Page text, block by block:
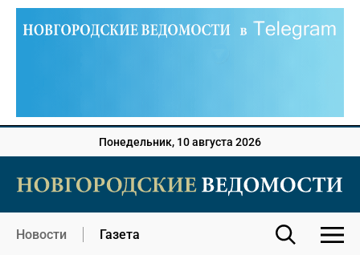
Понедельник, 10 августа 2026
Новости Газета